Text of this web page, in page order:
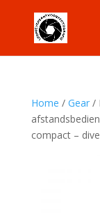
Home / Gear/
compact –